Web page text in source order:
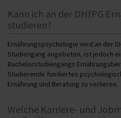
Kann ich an der DHfPG
studieren?
Ernährungspsychologie wird an der
Studiengang angeboten, ist jedoch
Bachelorstudiengangs
Studierende fundiertes
Ernährung und Beratung zu verlieren.
Welche Karriere- und